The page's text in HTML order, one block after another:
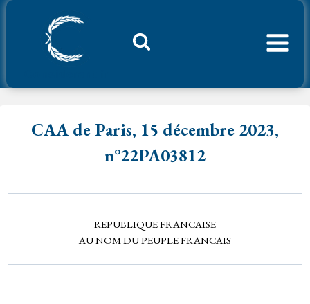
Aller
CAA de Paris, 15 décembre 2023,
n°22PA03812
REPUBLIQUE FRANCAISE
AU NOM DU PEUPLE FRANCAIS